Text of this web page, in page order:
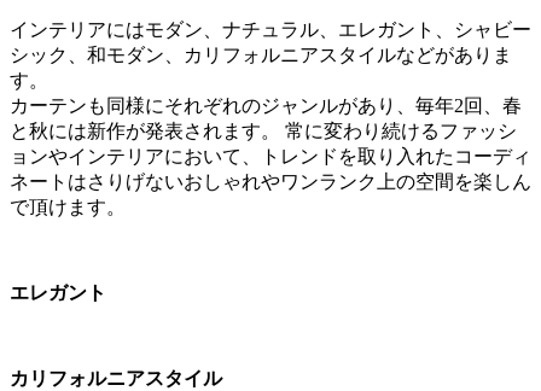
インテリアにはモダン、ナチュラル、エレガント、シャビー
シック、和モダン、カリフォルニアスタイルなどがありま
す。
カーテンも同様にそれぞれのジャンルがあり、毎年2回、春
と秋には新作が発表されます。 常に変わり続けるファッシ
ョンやインテリアにおいて、トレンドを取り入れたコーディ
ネートはさりげないおしゃれやワンランク上の空間を楽しん
で頂けます。
エレガント
カリフォルニアスタイル